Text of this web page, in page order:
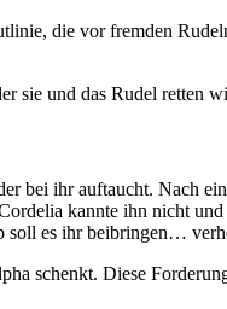
die vor fremden
sie und das Rudel retten
bei ihr auftaucht. Nach
kannte ihn nicht
soll es ihr beibringen…
schenkt. Diese